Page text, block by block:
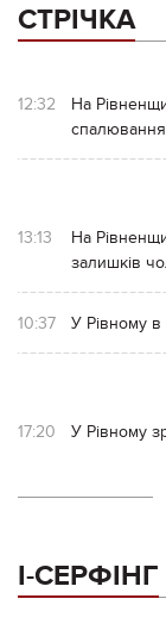
СТРІЧКА
12:32
На
спалювання
13:13
На
залишків
10:37 У Рівному в
17:20 У Рівному
І-СЕРФІНГ